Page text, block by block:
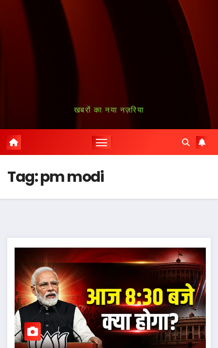
खबरों का नया नज़रिया
Tag:pm modi